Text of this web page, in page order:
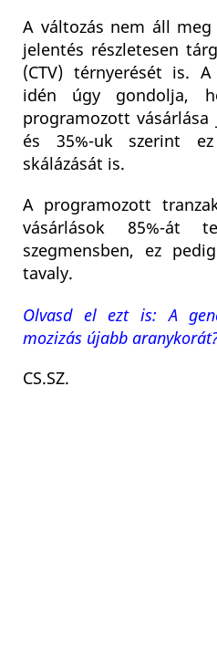
A változás nem áll
jelentés részletesen
(CTV) térnyerését is.
idén úgy gondolja,
programozott
és 35%-uk szerint
skálázását is.
A programozott
vásárlások 85%-
szegmensben, ez
tavaly.
Olvasd el ezt is: A
mozizás újabb
CS.SZ.